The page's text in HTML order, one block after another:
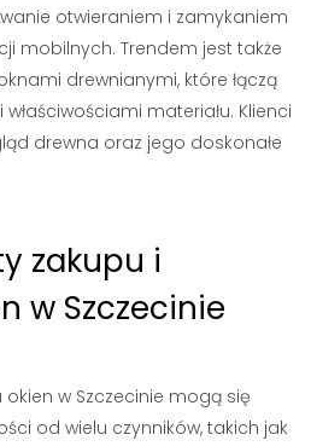
otwieraniem i zamykaniem
mobilnych. Trendem jest także
drewnianymi, które łączą
materiału. Klienci
drewna oraz jego doskonałe
zakupu i
w Szczecinie
w Szczecinie mogą się
od wielu czynników, takich jak